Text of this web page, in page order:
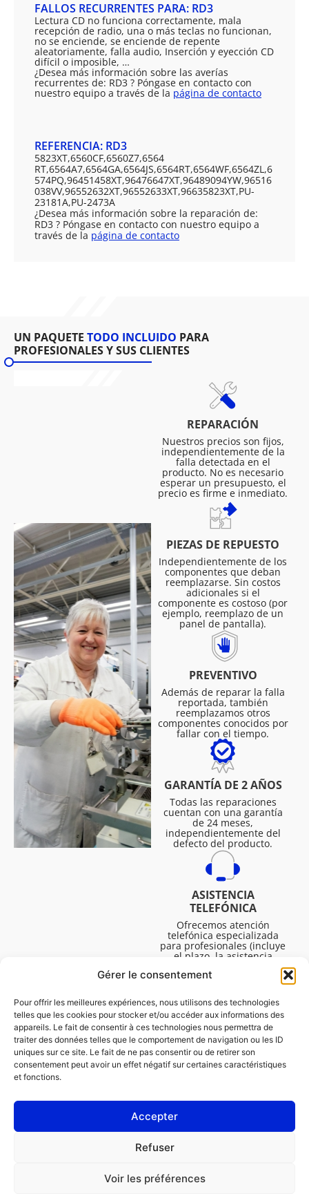
Gérer le consentement
Pour offrir les meilleures expériences, nous utilisons des technologies
telles que les cookies pour stocker et/ou accéder aux informations des
appareils. Le fait de consentir à ces technologies nous permettra de
traiter des données telles que le comportement de navigation ou les ID
uniques sur ce site. Le fait de ne pas consentir ou de retirer son
consentement peut avoir un effet négatif sur certaines caractéristiques
et fonctions.
Accepter
Refuser
Voir les préférences
FALLOS RECURRENTES PARA: RD3
Lectura CD no funciona correctamente, mala
recepción de radio, una o más teclas no funcionan,
no se enciende, se enciende de repente
aleatoriamente, falla audio, Inserción y eyección CD
difícil o imposible, …
¿Desea más información sobre las averías
recurrentes de: RD3 ? Póngase en contacto con
nuestro equipo a través de la página de contacto
REFERENCIA: RD3
5823XT,6560CF,6560Z7,6564
RT,6564A7,6564GA,6564JS,6564RT,6564WF,6564ZL,6
574PQ,96451458XT,96476647XT,96489094YW,96516
038VV,96552632XT,96552633XT,96635823XT,PU-
23181A,PU-2473A
¿Desea más información sobre la reparación de:
RD3 ? Póngase en contacto con nuestro equipo a
través de la página de contacto
UN PAQUETE TODO INCLUIDO PARA
PROFESIONALES Y SUS CLIENTES
REPARACIÓN
Nuestros precios son fijos,
independientemente de la
falla detectada en el
producto. No es necesario
esperar un presupuesto, el
precio es firme e inmediato.
PIEZAS DE REPUESTO
Independientemente de los
componentes que deban
reemplazarse. Sin costos
adicionales si el
componente es costoso (por
ejemplo, reemplazo de un
panel de pantalla).
PREVENTIVO
Además de reparar la falla
reportada, también
reemplazamos otros
componentes conocidos por
fallar con el tiempo.
GARANTÍA DE 2 AÑOS
Todas las reparaciones
cuentan con una garantía
de 24 meses,
independientemente del
defecto del producto.
ASISTENCIA
TELEFÓNICA
Ofrecemos atención
telefónica especializada
para profesionales (incluye
el plazo, la asistencia
técnica, etc.). El horario es
de lunes a viernes de 08:30